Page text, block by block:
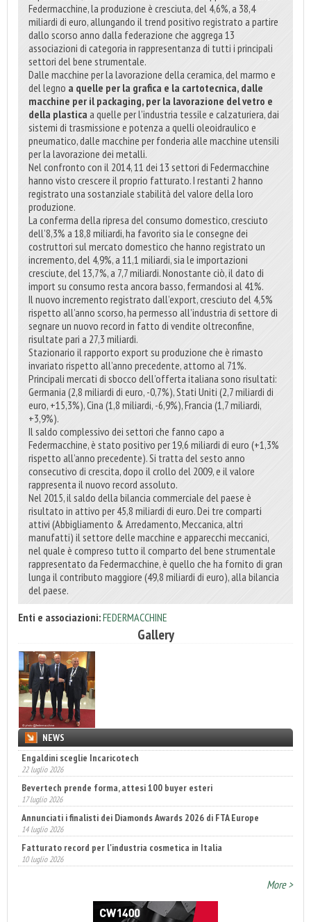
Federmacchine, la produzione è cresciuta, del 4,6%, a 38,4
miliardi di euro, allungando il trend positivo registrato a partire
dallo scorso anno dalla federazione che aggrega 13
associazioni di categoria in rappresentanza di tutti i principali
settori del bene strumentale.
Dalle macchine per la lavorazione della ceramica, del marmo e
del legno a quelle per la grafica e la cartotecnica, dalle
macchine per il packaging, per la lavorazione del vetro e
della plastica a quelle per l’industria tessile e calzaturiera, dai
sistemi di trasmissione e potenza a quelli oleoidraulico e
pneumatico, dalle macchine per fonderia alle macchine utensili
per la lavorazione dei metalli.
Nel confronto con il 2014, 11 dei 13 settori di Federmacchine
hanno visto crescere il proprio fatturato. I restanti 2 hanno
registrato una sostanziale stabilità del valore della loro
produzione.
La conferma della ripresa del consumo domestico, cresciuto
dell’8,3% a 18,8 miliardi, ha favorito sia le consegne dei
costruttori sul mercato domestico che hanno registrato un
incremento, del 4,9%, a 11,1 miliardi, sia le importazioni
cresciute, del 13,7%, a 7,7 miliardi. Nonostante ciò, il dato di
import su consumo resta ancora basso, fermandosi al 41%.
Il nuovo incremento registrato dall’export, cresciuto del 4,5%
rispetto all’anno scorso, ha permesso all’industria di settore di
segnare un nuovo record in fatto di vendite oltreconfine,
risultate pari a 27,3 miliardi.
Stazionario il rapporto export su produzione che è rimasto
invariato rispetto all’anno precedente, attorno al 71%.
Principali mercati di sbocco dell’offerta italiana sono risultati:
Germania (2,8 miliardi di euro, -0,7%), Stati Uniti (2,7 miliardi di
euro, +15,3%), Cina (1,8 miliardi, -6,9%), Francia (1,7 miliardi,
+3,9%).
Il saldo complessivo dei settori che fanno capo a
Federmacchine, è stato positivo per 19,6 miliardi di euro (+1,3%
rispetto all’anno precedente). Si tratta del sesto anno
consecutivo di crescita, dopo il crollo del 2009, e il valore
rappresenta il nuovo record assoluto.
Nel 2015, il saldo della bilancia commerciale del paese è
risultato in attivo per 45,8 miliardi di euro. Dei tre comparti
attivi (Abbigliamento & Arredamento, Meccanica, altri
manufatti) il settore delle macchine e apparecchi meccanici,
nel quale è compreso tutto il comparto del bene strumentale
rappresentato da Federmacchine, è quello che ha fornito di gran
lunga il contributo maggiore (49,8 miliardi di euro), alla bilancia
del paese.
Enti e associazioni:FEDERMACCHINE
Gallery
NEWS
Engaldini sceglie Incaricotech
22 luglio 2026
Bevertech prende forma, attesi 100 buyer esteri
17 luglio 2026
Annunciati i finalisti dei Diamonds Awards 2026 di FTA Europe
14 luglio 2026
Fatturato record per l'industria cosmetica in Italia
10 luglio 2026
More >